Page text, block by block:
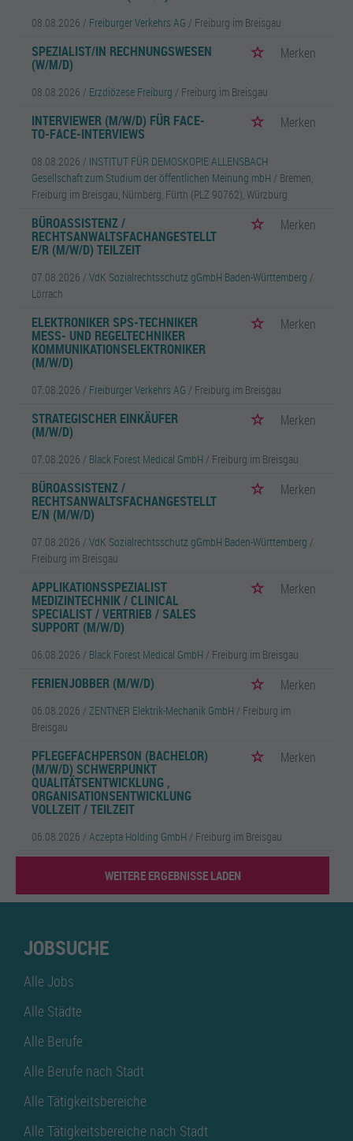
08.08.2026 / Freiburger Verkehrs AG / Freiburg im Breisgau
SPEZIALIST/IN RECHNUNGSWESEN
(W/M/D)
Merken
08.08.2026 / Erzdiözese Freiburg / Freiburg im Breisgau
INTERVIEWER (M/W/D) FÜR FACE-
TO-FACE-INTERVIEWS
Merken
08.08.2026 / INSTITUT FÜR DEMOSKOPIE ALLENSBACH
Gesellschaft zum Studium der öffentlichen Meinung mbH / Bremen,
Freiburg im Breisgau, Nürnberg, Fürth (PLZ 90762), Würzburg
BÜROASSISTENZ /
RECHTSANWALTSFACHANGESTELLT
E/R (M/W/D) TEILZEIT
Merken
07.08.2026 / VdK Sozialrechtsschutz gGmbH Baden-Württemberg /
Lörrach
ELEKTRONIKER SPS-TECHNIKER
MESS- UND REGELTECHNIKER
KOMMUNIKATIONSELEKTRONIKER
(M/W/D)
Merken
07.08.2026 / Freiburger Verkehrs AG / Freiburg im Breisgau
STRATEGISCHER EINKÄUFER
(M/W/D)
Merken
07.08.2026 / Black Forest Medical GmbH / Freiburg im Breisgau
BÜROASSISTENZ /
RECHTSANWALTSFACHANGESTELLT
E/N (M/W/D)
Merken
07.08.2026 / VdK Sozialrechtsschutz gGmbH Baden-Württemberg /
Freiburg im Breisgau
APPLIKATIONSSPEZIALIST
MEDIZINTECHNIK / CLINICAL
SPECIALIST / VERTRIEB / SALES
SUPPORT (M/W/D)
Merken
06.08.2026 / Black Forest Medical GmbH / Freiburg im Breisgau
FERIENJOBBER (M/W/D) Merken
06.08.2026 / ZENTNER Elektrik-Mechanik GmbH / Freiburg im
Breisgau
PFLEGEFACHPERSON (BACHELOR)
(M/W/D) SCHWERPUNKT
QUALITÄTSENTWICKLUNG ,
ORGANISATIONSENTWICKLUNG
VOLLZEIT / TEILZEIT
Merken
06.08.2026 / Aczepta Holding GmbH / Freiburg im Breisgau
WEITERE ERGEBNISSE LADEN
JOBSUCHE
Alle Jobs
Alle Städte
Alle Berufe
Alle Berufe nach Stadt
Alle Tätigkeitsbereiche
Alle Tätigkeitsbereiche nach Stadt